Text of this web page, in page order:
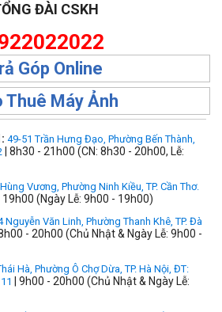
ĐÀI CSKH
Góp Online
Thuê Máy Ảnh
49-51 Trần Hưng Đạo, Phường Bến Thành,
| 8h30 - 21h00 (CN: 8h30 - 20h00, Lễ:
Vương, Phường Ninh Kiều, TP. Cần Thơ.
19h00 (Ngày Lễ: 9h00 - 19h00)
Nguyễn Văn Linh, Phường Thanh Khê, TP. Đà
8h00 - 20h00 (Chủ Nhật & Ngày Lễ: 9h00 -
Hà, Phường Ô Chợ Dừa, TP. Hà Nội, ĐT:
| 9h00 - 20h00 (Chủ Nhật & Ngày Lễ: